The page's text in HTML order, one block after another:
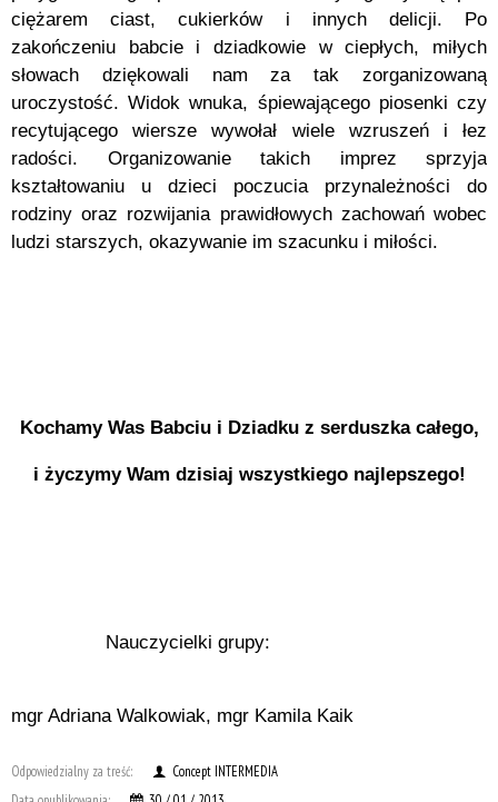
ciężarem ciast, cukierków i innych delicji. Po
zakończeniu babcie i dziadkowie w ciepłych, miłych
słowach dziękowali nam za tak zorganizowaną
uroczystość. Widok wnuka, śpiewającego piosenki czy
recytującego wiersze wywołał wiele wzruszeń i łez
radości. Organizowanie takich imprez sprzyja
kształtowaniu u dzieci poczucia przynależności do
rodziny oraz rozwijania prawidłowych zachowań wobec
ludzi starszych, okazywanie im szacunku i miłości.
Kochamy Was Babciu i Dziadku z serduszka całego,
i życzymy Wam dzisiaj wszystkiego najlepszego!
Nauczycielki grupy:
mgr Adriana Walkowiak, mgr Kamila Kaik
Odpowiedzialny za treść:
Concept INTERMEDIA